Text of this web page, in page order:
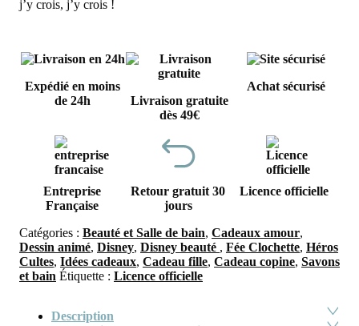
j’y crois, j’y crois !
Expédié en moins
de 24h
Livraison gratuite
dès 49€
Achat sécurisé
Entreprise
Française
Retour gratuit 30
jours
Licence officielle
Catégories : Beauté et Salle de bain, Cadeaux amour,
Dessin animé, Disney, Disney beauté , Fée Clochette, Héros
Cultes, Idées cadeaux, Cadeau fille, Cadeau copine, Savons
et bain Étiquette : Licence officielle
Description